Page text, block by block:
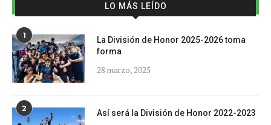
LO MÁS LEÍDO
1
La División de Honor 2025-2026 toma
forma
28 marzo, 2025
2 Así será la División de Honor 2022-2023